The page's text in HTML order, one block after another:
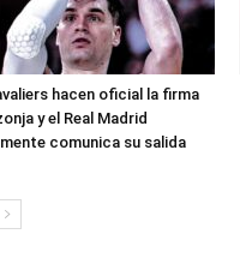
hacen oficial la firma
y el Real Madrid
comunica su salida